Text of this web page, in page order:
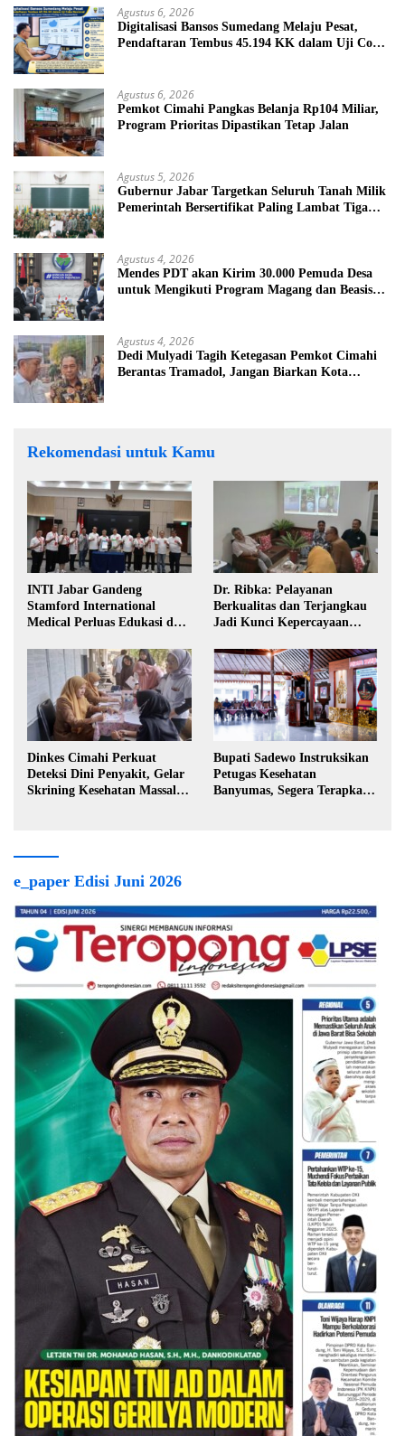
Agustus 6, 2026
Digitalisasi Bansos Sumedang Melaju Pesat,
Pendaftaran Tembus 45.194 KK dalam Uji Coba
Agustus 6, 2026
Pemkot Cimahi Pangkas Belanja Rp104 Miliar,
Program Prioritas Dipastikan Tetap Jalan
Agustus 5, 2026
Gubernur Jabar Targetkan Seluruh Tanah Milik
Pemerintah Bersertifikat Paling Lambat Tiga
Agustus 4, 2026
Mendes PDT akan Kirim 30.000 Pemuda Desa
untuk Mengikuti Program Magang dan Beasiswa
Agustus 4, 2026
Dedi Mulyadi Tagih Ketegasan Pemkot Cimahi
Berantas Tramadol, Jangan Biarkan Kota
Rekomendasi untuk Kamu
INTI Jabar Gandeng
Stamford International
Medical Perluas Edukasi dan
Dr. Ribka: Pelayanan
Berkualitas dan Terjangkau
Jadi Kunci Kepercayaan
Dinkes Cimahi Perkuat
Deteksi Dini Penyakit, Gelar
Skrining Kesehatan Massal di
Bupati Sadewo Instruksikan
Petugas Kesehatan
Banyumas, Segera Terapkan
e_paper Edisi Juni 2026